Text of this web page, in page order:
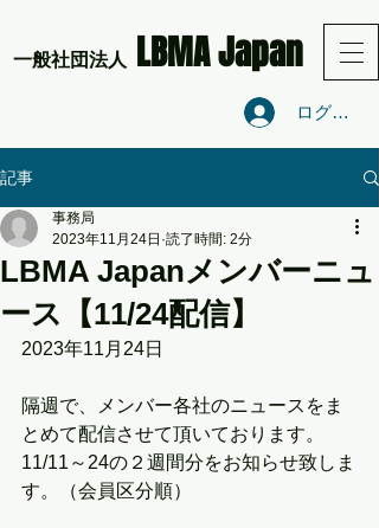
​一般社団法人 LBMA Japan
ログイン
記事
LBMA Japanメンバーニュ
ース【11/24配信】
事務局
2023年11月24日 読了時間: 2分
2023年11月24日
隔週で、メンバー各社のニュースをま
とめて配信させて頂いております。
11/11～24の２週間分をお知らせ致しま
す。（会員区分順）